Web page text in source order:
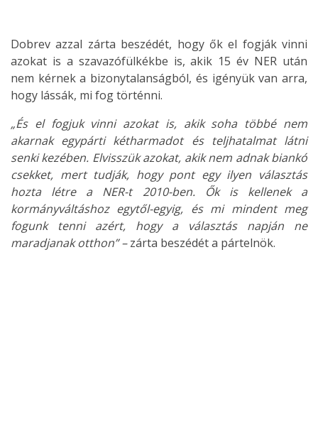
Dobrev azzal zárta beszédét, hogy ők el fogják vinni
azokat is a szavazófülkékbe is, akik 15 év NER után
nem kérnek a bizonytalanságból, és igényük van arra,
hogy lássák, mi fog történni.
„És el fogjuk vinni azokat is, akik soha többé nem
akarnak egypárti kétharmadot és teljhatalmat látni
senki kezében. Elvisszük azokat, akik nem adnak biankó
csekket, mert tudják, hogy pont egy ilyen választás
hozta létre a NER-t 2010-ben. Ők is kellenek a
kormányváltáshoz egytől-egyig, és mi mindent meg
fogunk tenni azért, hogy a választás napján ne
maradjanak otthon” –zárta beszédét a pártelnök.